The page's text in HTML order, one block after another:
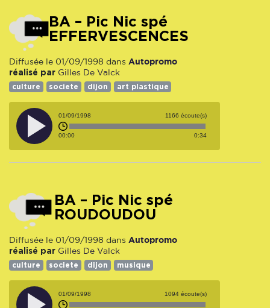
BA – Pic Nic spé
EFFERVESCENCES
Diffusée le 01/09/1998 dans Autopromo
réalisé par Gilles De Valck
culture societe dijon art plastique
01/09/1998 1166 écoute(s)
00:00 0:34
BA – Pic Nic spé
ROUDOUDOU
Diffusée le 01/09/1998 dans Autopromo
réalisé par Gilles De Valck
culture societe dijon musique
01/09/1998 1094 écoute(s)